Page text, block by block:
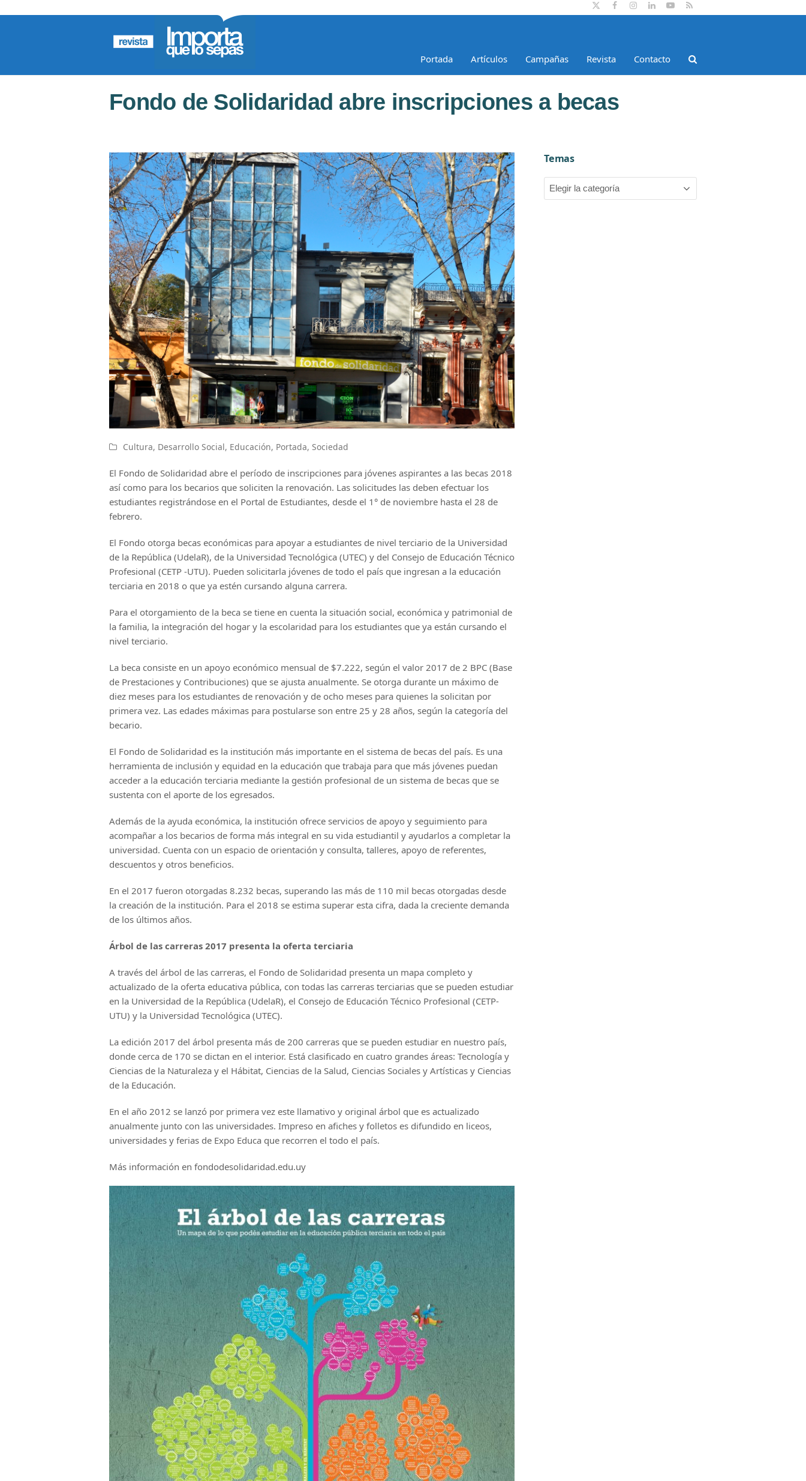
TwitterFacebookInstagram
LinkedIn
YouTube
RSS
Portada Artículos Campañas Revista Contacto
Fondo de Solidaridad abre inscripciones a becas
Cultura, Desarrollo Social, Educación, Portada, Sociedad
El Fondo de Solidaridad abre el período de inscripciones para jóvenes aspirantes a las becas 2018
así como para los becarios que soliciten la renovación. Las solicitudes las deben efectuar los
estudiantes registrándose en el Portal de Estudiantes, desde el 1° de noviembre hasta el 28 de
febrero.
El Fondo otorga becas económicas para apoyar a estudiantes de nivel terciario de la Universidad
de la República (UdelaR), de la Universidad Tecnológica (UTEC) y del Consejo de Educación Técnico
Profesional (CETP -UTU). Pueden solicitarla jóvenes de todo el país que ingresan a la educación
terciaria en 2018 o que ya estén cursando alguna carrera.
Para el otorgamiento de la beca se tiene en cuenta la situación social, económica y patrimonial de
la familia, la integración del hogar y la escolaridad para los estudiantes que ya están cursando el
nivel terciario.
La beca consiste en un apoyo económico mensual de $7.222, según el valor 2017 de 2 BPC (Base
de Prestaciones y Contribuciones) que se ajusta anualmente. Se otorga durante un máximo de
diez meses para los estudiantes de renovación y de ocho meses para quienes la solicitan por
primera vez. Las edades máximas para postularse son entre 25 y 28 años, según la categoría del
becario.
El Fondo de Solidaridad es la institución más importante en el sistema de becas del país. Es una
herramienta de inclusión y equidad en la educación que trabaja para que más jóvenes puedan
acceder a la educación terciaria mediante la gestión profesional de un sistema de becas que se
sustenta con el aporte de los egresados.
Además de la ayuda económica, la institución ofrece servicios de apoyo y seguimiento para
acompañar a los becarios de forma más integral en su vida estudiantil y ayudarlos a completar la
universidad. Cuenta con un espacio de orientación y consulta, talleres, apoyo de referentes,
descuentos y otros beneficios.
En el 2017 fueron otorgadas 8.232 becas, superando las más de 110 mil becas otorgadas desde
la creación de la institución. Para el 2018 se estima superar esta cifra, dada la creciente demanda
de los últimos años.
Árbol de las carreras 2017 presenta la oferta terciaria
A través del árbol de las carreras, el Fondo de Solidaridad presenta un mapa completo y
actualizado de la oferta educativa pública, con todas las carreras terciarias que se pueden estudiar
en la Universidad de la República (UdelaR), el Consejo de Educación Técnico Profesional (CETP-
UTU) y la Universidad Tecnológica (UTEC).
La edición 2017 del árbol presenta más de 200 carreras que se pueden estudiar en nuestro país,
donde cerca de 170 se dictan en el interior. Está clasificado en cuatro grandes áreas: Tecnología y
Ciencias de la Naturaleza y el Hábitat, Ciencias de la Salud, Ciencias Sociales y Artísticas y Ciencias
de la Educación.
En el año 2012 se lanzó por primera vez este llamativo y original árbol que es actualizado
anualmente junto con las universidades. Impreso en afiches y folletos es difundido en liceos,
universidades y ferias de Expo Educa que recorren el todo el país.
Más información en fondodesolidaridad.edu.uy
Temas
Temas